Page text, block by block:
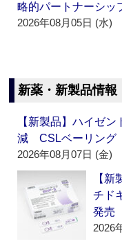
略的パートナーシッ
2026年08月05日 (水)
新薬・新製品情報
【新製品】ハイゼ
減 CSLベーリング
2026年08月07日 (金)
【
チド
発売
2026